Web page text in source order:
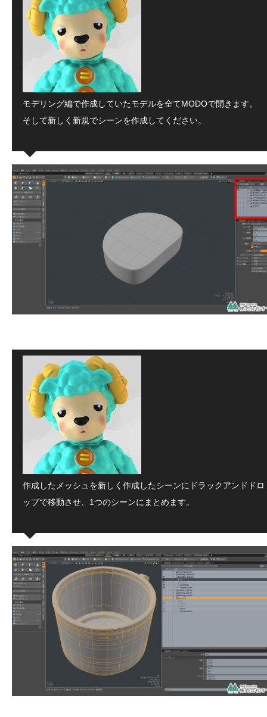
モデリング編で作成していたモデルを全てMODOで開きます。
そして新しく新規でシーンを作成してください。
作成したメッシュを新しく作成したシーンにドラックアンドドロ
ップで移動させ、1つのシーンにまとめます。